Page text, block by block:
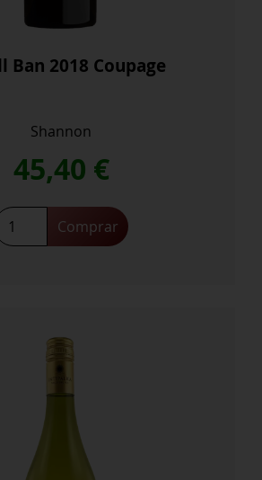
Ban 2018 Coupage
Shannon
45,40 €
Comprar